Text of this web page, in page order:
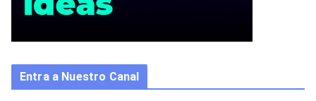
Entra a Nuestro Canal